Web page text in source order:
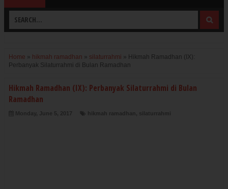
Home » hikmah ramadhan » silaturrahmi » Hikmah Ramadhan (IX):
Perbanyak Silaturrahmi di Bulan Ramadhan
Hikmah Ramadhan (IX): Perbanyak Silaturrahmi di Bulan
Ramadhan